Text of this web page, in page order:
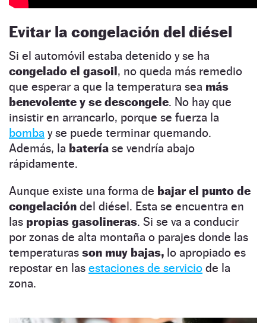
Evitar la congelación del diésel
Si el automóvil estaba detenido y se ha
congelado el gasoil , no queda más remedio
que esperar a que la temperatura sea más
benevolente y se descongele. No hay que
insistir en arrancarlo, porque se fuerza la
bomba y se puede terminar quemando.
Además, la batería se vendría abajo
rápidamente.
Aunque existe una forma de bajar el punto de
congelación del diésel. Esta se encuentra en
las propias gasolineras. Si se va a conducir
por zonas de alta montaña o parajes donde las
temperaturas son muy bajas, lo apropiado es
repostar en las estaciones de servicio de la
zona.